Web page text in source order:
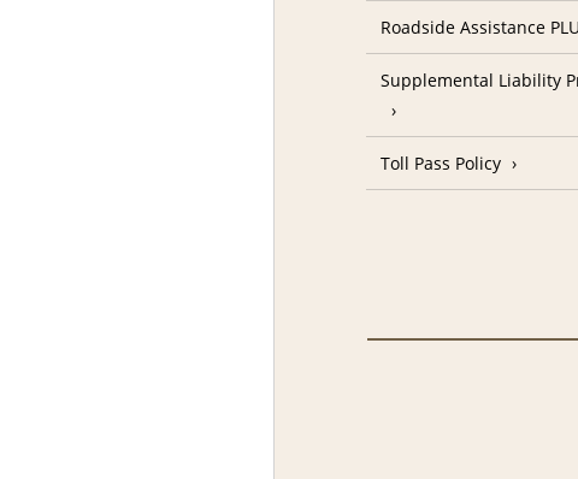
Roadside Assistance
Supplemental Liability
Toll Pass Policy